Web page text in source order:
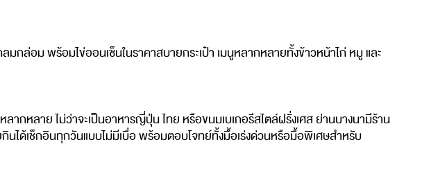
กล่อม พร้อมไข่ออนเซ็นในราคาสบายกระเป๋า เมนูหลากหลายทั้งข้าวหน้าไก่ หมู และ
กหลาย ไม่ว่าจะเป็นอาหารญี่ปุ่น ไทย หรือขนมเบเกอรีสไตล์ฝรั่งเศส ย่านบางนามีร้าน
นได้เช็กอินทุกวันแบบไม่มีเบื่อ พร้อมตอบโจทย์ทั้งมื้อเร่งด่วนหรือมื้อพิเศษสำหรับ